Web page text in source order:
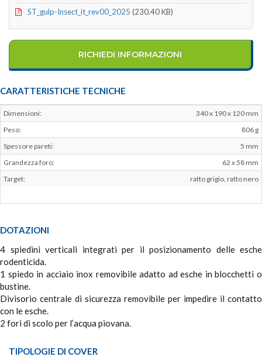
ST_gulp-Insect_it_rev00_2025 (230.40 KB)
RICHIEDI INFORMAZIONI
CARATTERISTICHE TECNICHE
Dimensioni:
340 x 190 x 120 mm
Peso:
806 g
Spessore pareti:
5 mm
Grandezza foro:
62 x 58 mm
Target:
ratto grigio, ratto nero
DOTAZIONI
4 spiedini verticali integrati per il posizionamento delle esche
rodenticida.
1 spiedo in acciaio inox removibile adatto ad esche in blocchetti o
bustine.
Divisorio centrale di sicurezza removibile per impedire il contatto
con le esche.
2 fori di scolo per l’acqua piovana.
TIPOLOGIE DI COVER